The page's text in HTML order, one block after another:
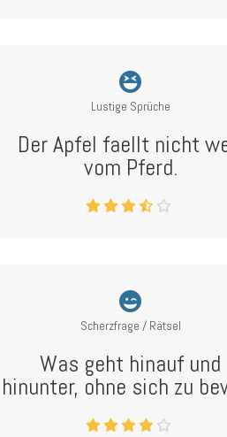
Lustige Sprüche
Der Apfel faellt nicht
vom Pferd.
Scherzfrage / Rätsel
Was geht hinauf und
hinunter, ohne sich zu